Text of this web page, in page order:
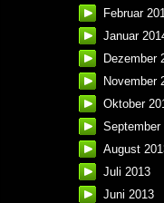
Februar
Januar
Dezember
November
Oktober
September
August
Juli 2013
Juni 2013